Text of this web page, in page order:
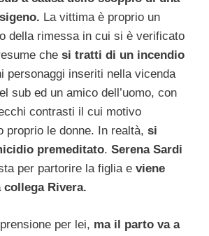
La vittima è proprio un
della rimessa in cui si è verificato
che si tratti di un incendio
personaggi inseriti nella vicenda
sub ed un amico dell’uomo, con
contrasti il cui motivo
proprio le donne. In realtà, si
premeditato. Serena Sardi
per partorire la figlia e viene
Rivera.
per lei, ma il parto va a